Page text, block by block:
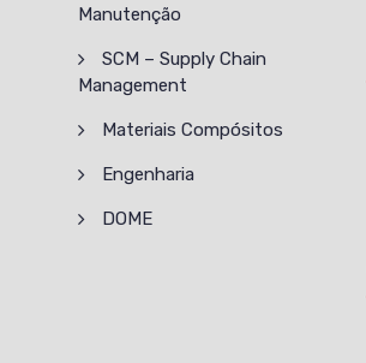
Manutenção
SCM – Supply Chain
Management
Materiais Compósitos
Engenharia
DOME